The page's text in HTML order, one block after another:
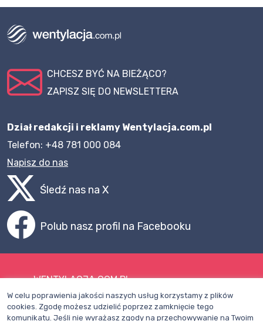
CHCESZ BYĆ NA BIEŻĄCO?
ZAPISZ SIĘ DO NEWSLETTERA
Dział redakcji i reklamy Wentylacja.com.pl
Telefon: +48 781 000 084
Napisz do nas
Śledź nas na X
Polub nasz profil na Facebooku
WENTYLACJA.COM.PL
Mapa witryny
W celu poprawienia jakości naszych usług korzystamy z plików
cookies. Zgodę możesz udzielić poprzez zamknięcie tego
komunikatu. Jeśli nie wyrażasz zgody na przechowywanie na Twoim